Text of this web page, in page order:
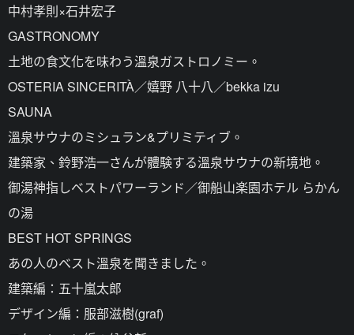
中村孝則×石井宏子
GASTRONOMY
土地の食文化を味わう溫泉ガストロノミー。
OSTERIA SINCERITÀ／嬉野 八十八／bekka izu
SAUNA
溫泉サウナのミシュラン&プリミティブ。
建築家、鈴野浩一さんが體験する溫泉サウナの新境地。
御湯神指しベストパワーランド／御船山楽園ホテル らかん
の湯
BEST HOT SPRINGS
あの人のベスト溫泉を聞きました。
建築編：五十嵐太郎
デザイン編：服部滋樹(graf)